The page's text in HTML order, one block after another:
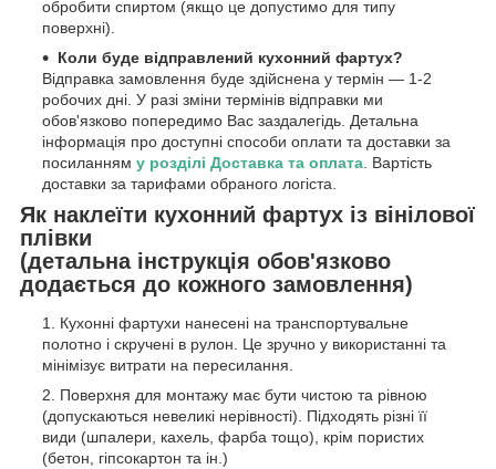
обробити спиртом (якщо це допустимо для типу
поверхні).
Коли буде відправлений кухонний фартух?
Відправка замовлення буде здійснена у термін — 1-2
робочих дні. У разі зміни термінів відправки ми
обов'язково попередимо Вас заздалегідь. Детальна
інформація про доступні способи оплати та доставки за
посиланням у розділі Доставка та оплата . Вартість
доставки за тарифами обраного логіста.
Як наклеїти кухонний фартух із вінілової
плівки
(детальна інструкція обов'язково
додається до кожного замовлення)
Кухонні фартухи нанесені на транспортувальне
полотно і скручені в рулон. Це зручно у використанні та
мінімізує витрати на пересилання.
Поверхня для монтажу має бути чистою та рівною
(допускаються невеликі нерівності). Підходять різні її
види (шпалери, кахель, фарба тощо), крім пористих
(бетон, гіпсокартон та ін.)